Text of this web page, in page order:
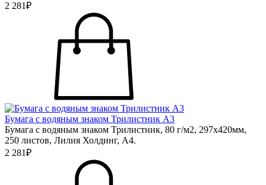
2 281₽
Бумага с водяным знаком Трилистник А3
Бумага с водяным знаком Трилистник, 80 г/м2, 297х420мм,
250 листов, Лилия Холдинг, А4.
2 281₽